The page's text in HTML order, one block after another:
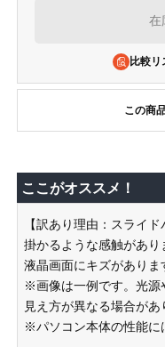
在
比較リ
この商
ここがオススメ！
【訳あり理由：スライ
掛かるような感触があり
液晶画面にキズがありま
※画像は一例です。光源
見え方が異なる場合があ
※パソコン本体の性能に